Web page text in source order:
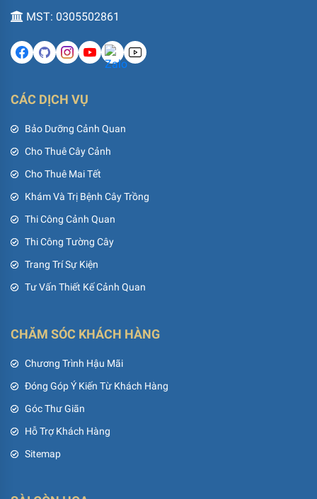
MST: 0305502861
CÁC DỊCH VỤ
Bảo Dưỡng Cảnh Quan
Cho Thuê Cây Cảnh
Cho Thuê Mai Tết
Khám Và Trị Bệnh Cây Trồng
Thi Công Cảnh Quan
Thi Công Tường Cây
Trang Trí Sự Kiện
Tư Vấn Thiết Kế Cảnh Quan
CHĂM SÓC KHÁCH HÀNG
Chương Trình Hậu Mãi
Đóng Góp Ý Kiến Từ Khách Hàng
Góc Thư Giãn
Hỗ Trợ Khách Hàng
Sitemap